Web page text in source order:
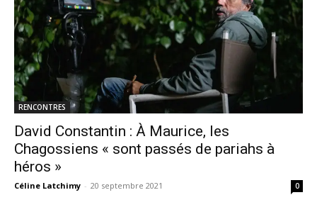
RENCONTRES
David Constantin : À Maurice, les
Chagossiens « sont passés de pariahs à
héros »
Céline Latchimy - 20 septembre 2021 0